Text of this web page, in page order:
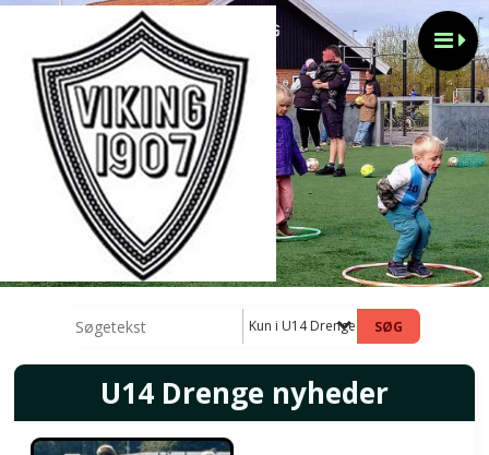
Kun i U14 Drenge nyheder
U14 Drenge nyheder